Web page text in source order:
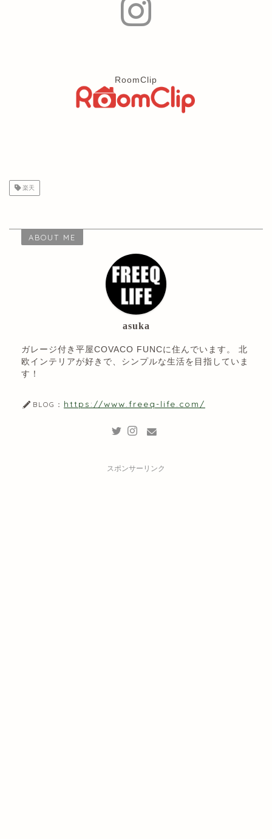
RoomClip
楽天
ABOUT ME
asuka
ガレージ付き平屋COVACO FUNCに住んでいます。 北
欧インテリアが好きで、シンプルな生活を目指していま
す！
BLOG： https://www.freeq-life.com/
スポンサーリンク